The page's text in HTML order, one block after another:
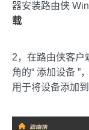
器安装路由侠
载
2，在路由侠客户
角的“ 添加设备 ”
用于将设备添加